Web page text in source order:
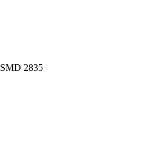
SMD 2835